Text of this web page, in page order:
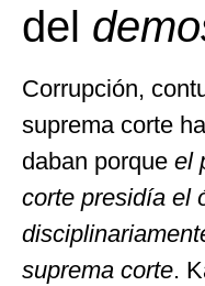
del
Corrupción,
suprema corte
daban porque el
corte presidía el
suprema corte.